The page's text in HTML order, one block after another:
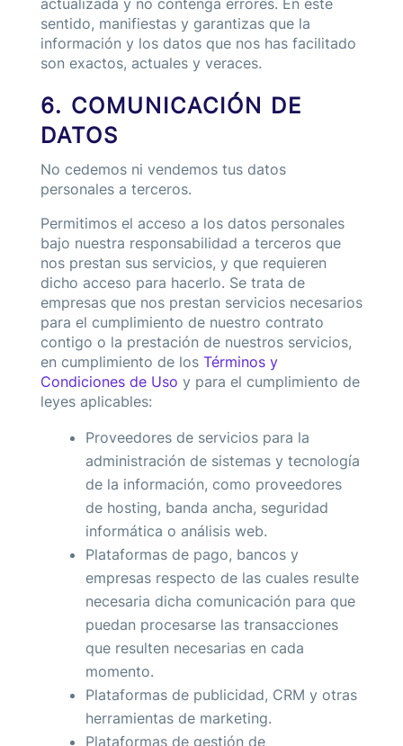
actualizada y no contenga errores. En este
sentido, manifiestas y garantizas que la
información y los datos que nos has facilitado
son exactos, actuales y veraces.
6. COMUNICACIÓN DE
DATOS
No cedemos ni vendemos tus datos
personales a terceros.
Permitimos el acceso a los datos personales
bajo nuestra responsabilidad a terceros que
nos prestan sus servicios, y que requieren
dicho acceso para hacerlo. Se trata de
empresas que nos prestan servicios necesarios
para el cumplimiento de nuestro contrato
contigo o la prestación de nuestros servicios,
en cumplimiento de los Términos y
Condiciones de Uso y para el cumplimiento de
leyes aplicables:
Proveedores de servicios para la
administración de sistemas y tecnología
de la información, como proveedores
de hosting, banda ancha, seguridad
informática o análisis web.
Plataformas de pago, bancos y
empresas respecto de las cuales resulte
necesaria dicha comunicación para que
puedan procesarse las transacciones
que resulten necesarias en cada
momento.
Plataformas de publicidad, CRM y otras
herramientas de marketing.
Plataformas de gestión de